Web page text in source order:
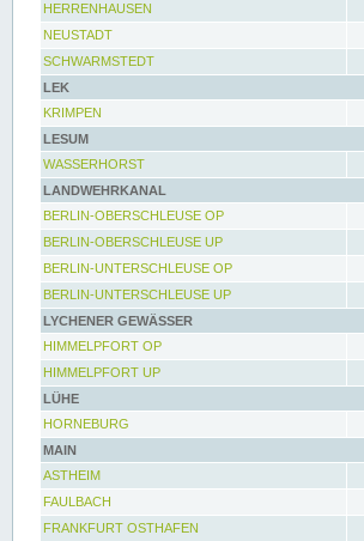
HERRENHAUSEN
NEUSTADT
SCHWARMSTEDT
LEK
KRIMPEN
LESUM
WASSERHORST
LANDWEHRKANAL
BERLIN-OBERSCHLEUSE OP
BERLIN-OBERSCHLEUSE UP
BERLIN-UNTERSCHLEUSE OP
BERLIN-UNTERSCHLEUSE UP
LYCHENER GEWÄSSER
HIMMELPFORT OP
HIMMELPFORT UP
LÜHE
HORNEBURG
MAIN
ASTHEIM
FAULBACH
FRANKFURT OSTHAFEN